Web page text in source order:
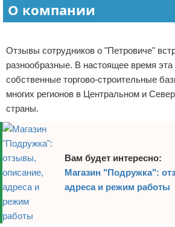
О компании
Отзывы сотрудников о "Петровиче"
разнообразные. В настоящее время
собственные торгово-строительные
многих регионов в Центральном и
страны.
Вам будет интересно:
Магазин "Подружка":
адреса и режим работы